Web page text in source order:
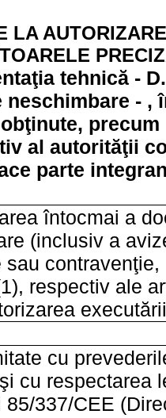
LA
tehnică -
neschimbare - ,
al autorităţii
parte
întocmai a
(inclusiv a
sau
respectiv ale
cu
cu respectarea
85/337/CEE